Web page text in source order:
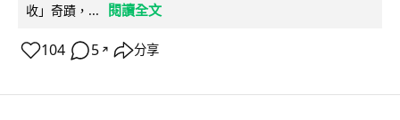
收」奇蹟，...
閱讀全文
104 5 ↗ 分享